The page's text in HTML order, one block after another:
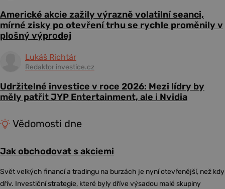
Americké akcie zažily výrazně volatilní seanci,
mírné zisky po otevření trhu se rychle proměnily v
plošný výprodej
Lukáš Richtár
Redaktor investice.cz
Udržitelné investice v roce 2026: Mezi lídry by
měly patřit JYP Entertainment, ale i Nvidia
Vědomosti dne
Jak obchodovat s akciemi
Svět velkých financí a tradingu na burzách je nyní otevřenější, než kdy
dřív. Investiční strategie, které byly dříve výsadou malé skupiny